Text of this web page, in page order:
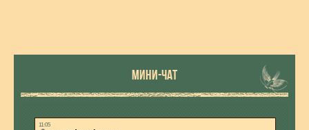
МИНИ-ЧАТ